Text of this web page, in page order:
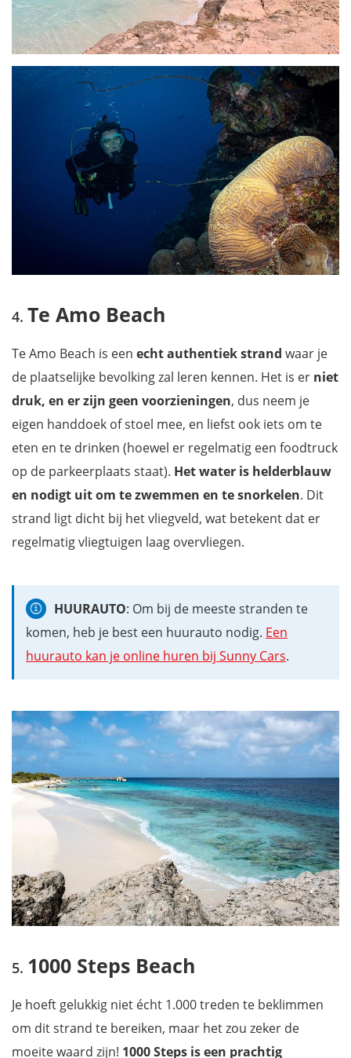
Te Amo Beach
Te Amo Beach is een echt authentiek strand waar je
de plaatselijke bevolking zal leren kennen. Het is er niet
druk, en er zijn geen voorzieningen, dus neem je
eigen handdoek of stoel mee, en liefst ook iets om te
eten en te drinken (hoewel er regelmatig een foodtruck
op de parkeerplaats staat). Het water is helderblauw
en nodigt uit om te zwemmen en te snorkelen. Dit
strand ligt dicht bij het vliegveld, wat betekent dat er
regelmatig vliegtuigen laag overvliegen.
HUURAUTO: Om bij de meeste stranden te
komen, heb je best een huurauto nodig. Een
huurauto kan je online huren bij Sunny Cars.
1000 Steps Beach
Je hoeft gelukkig niet écht 1.000 treden te beklimmen
om dit strand te bereiken, maar het zou zeker de
moeite waard zijn! 1000 Steps is een prachtig